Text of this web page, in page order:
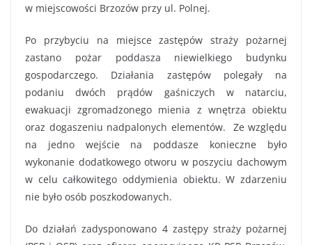
w miejscowości Brzozów przy ul. Polnej.
Po przybyciu na miejsce zastępów straży pożarnej
zastano pożar poddasza niewielkiego budynku
gospodarczego. Działania zastępów polegały na
podaniu dwóch prądów gaśniczych w natarciu,
ewakuacji zgromadzonego mienia z wnętrza obiektu
oraz dogaszeniu nadpalonych elementów. Ze względu
na jedno wejście na poddasze konieczne było
wykonanie dodatkowego otworu w poszyciu dachowym
w celu całkowitego oddymienia obiektu. W zdarzeniu
nie było osób poszkodowanych.
Do działań zadysponowano 4 zastępy straży pożarnej